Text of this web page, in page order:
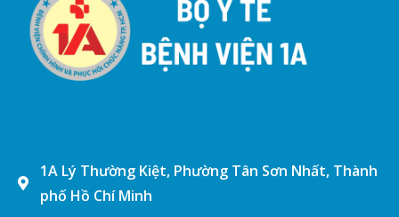
1A Lý Thường Kiệt, Phường Tân Sơn Nhất, Thành
phố Hồ Chí Minh